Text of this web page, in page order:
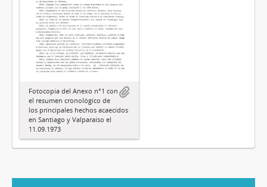
Fotocopia del Anexo n°1 con
el resumen cronológico de
los principales hechos acaecidos
en Santiago y Valparaíso el
11.09.1973